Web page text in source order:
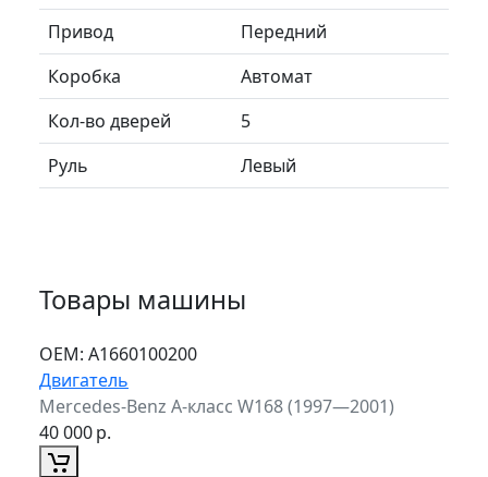
Привод
Передний
Коробка
Автомат
Кол-во дверей
5
Руль
Левый
Товары машины
ОЕМ: A1660100200
Двигатель
Mercedes-Benz A-класс W168 (1997—2001)
40 000р.